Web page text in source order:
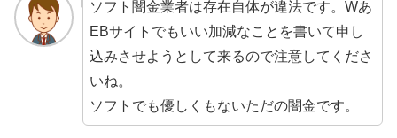
ソフト闇金業者は存在自体が違法です。Wあ
EBサイトでもいい加減なことを書いて申し
込みさせようとして来るので注意してくださ
いね。
ソフトでも優しくもないただの闇金です。